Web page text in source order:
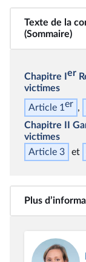
Texte de la
(Sommaire)
<b>Texte de
Chapitre I er
victimes
Article 1 er
Chapitre II
victimes
Article 3
Plus